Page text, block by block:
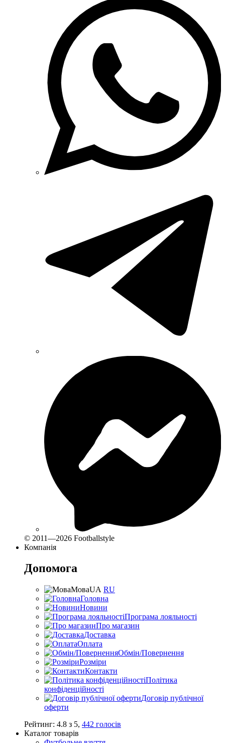
© 2011—2026 Footballstyle
Компанія
Допомога
МоваUA RU
Головна
Новини
Програма лояльності
Про магазин
Доставка
Оплата
Обмін/Повернення
Розміри
Контакти
Політика
конфіденційності
Договір публічної
оферти
Рейтинг: 4.8 з 5, 442 голосів
Каталог товарів